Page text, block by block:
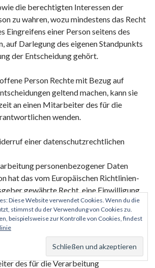
die berechtigten Interessen der
zu wahren, wozu mindestens das Recht
Eingreifens einer Person seitens des
auf Darlegung des eigenen Standpunkts
der Entscheidung gehört.
Person Rechte mit Bezug auf
geltend machen, kann sie
an einen Mitarbeiter des für die
wenden.
einer datenschutzrechtlichen
personenbezogener Daten
hat das vom Europäischen Richtlinien-
gewährte Recht, eine Einwilligung
Daten jederzeit zu
Person ihr Recht auf Widerruf einer
machen, kann sie sich hierzu jederzeit
des für die Verarbeitung
Diese Website verwendet Cookies. Wenn du die
stimmst du der Verwendung von Cookies zu.
beispielsweise zur Kontrolle von Cookies, findest